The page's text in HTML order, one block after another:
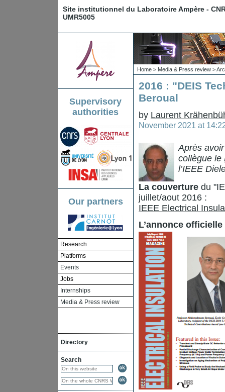
Site institutionnel du Laboratoire Ampère -
UMR5005
Supervisory
authorities
Our partners
Research
Platforms
Events
Jobs
Internships
Media & Press review
Directory
Search
Home > Media & Press review >
2016 : "DEIS
Beroual
by Laurent
November 2021 at
Après
collègue le
l’IEEE
La couverture du
juillet/aout 2016 :
IEEE Electrical
L’annonce officielle